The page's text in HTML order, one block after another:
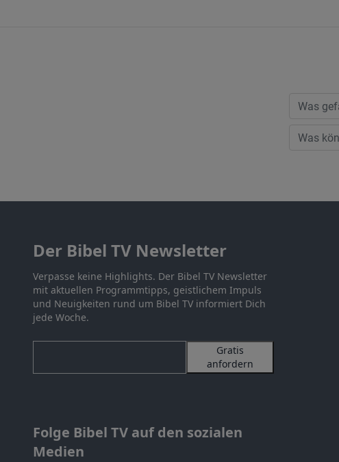
Der Bibel TV Newsletter
Verpasse keine Highlights. Der Bibel TV Newsletter
mit aktuellen Programmtipps, geistlichem Impuls
und Neuigkeiten rund um Bibel TV informiert Dich
jede Woche.
Gratis
anfordern
Folge Bibel TV auf den sozialen
Medien